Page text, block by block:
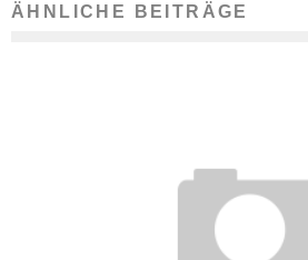
ÄHNLICHE BEITRÄGE